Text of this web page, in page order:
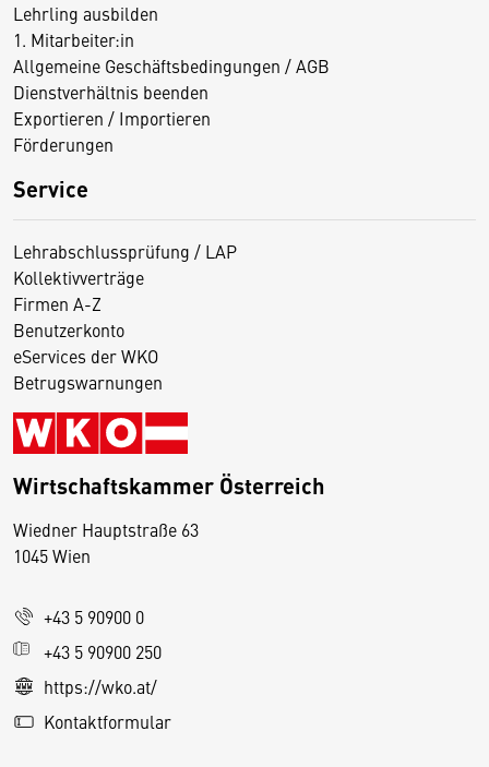
Lehrling ausbilden
1. Mitarbeiter:in
Allgemeine Geschäftsbedingungen / AGB
Dienstverhältnis beenden
Exportieren / Importieren
Förderungen
Service
Lehrabschlussprüfung / LAP
Kollektivverträge
Firmen A-Z
Benutzerkonto
eServices der WKO
Betrugswarnungen
Wirtschaftskammer Österreich
Wiedner Hauptstraße 63
1045 Wien
+43 5 90900 0
+43 5 90900 250
https://wko.at/
Kontaktformular
D
s
e
S
e